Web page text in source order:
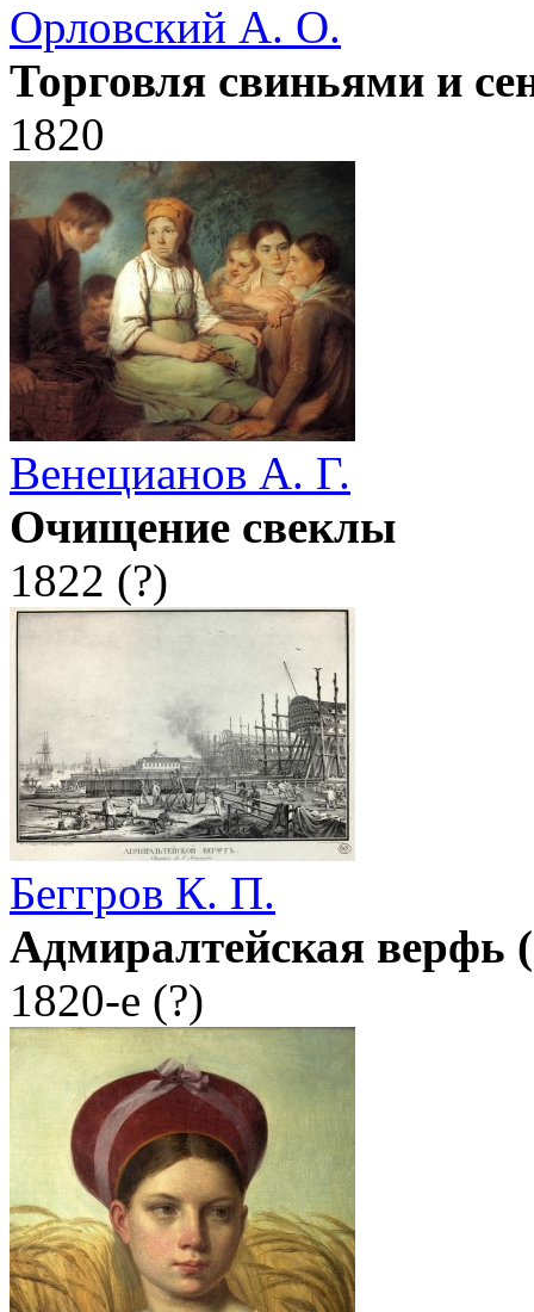
Орловский А. О.
Торговля свиньями и
1820
Венецианов А. Г.
Очищение свеклы
1822 (?)
Беггров К. П.
Адмиралтейская
1820-е (?)